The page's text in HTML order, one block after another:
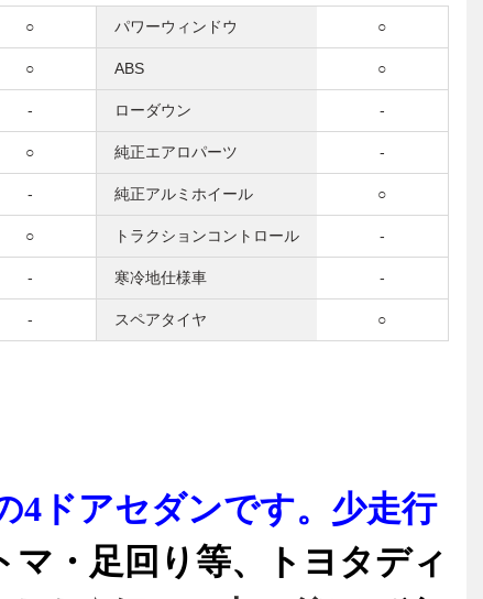
○ パワーウィンドウ ○
○ ABS ○
- ローダウン -
○ 純正エアロパーツ -
- 純正アルミホイール ○
○ トラクションコントロール -
- 寒冷地仕様車 -
- スペアタイヤ ○